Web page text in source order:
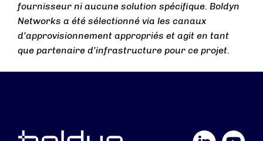
fournisseur ni aucune solution spécifique. Boldyn
Networks a été sélectionné via les canaux
d’approvisionnement appropriés et agit en tant
que partenaire d’infrastructure pour ce projet.
YouTube